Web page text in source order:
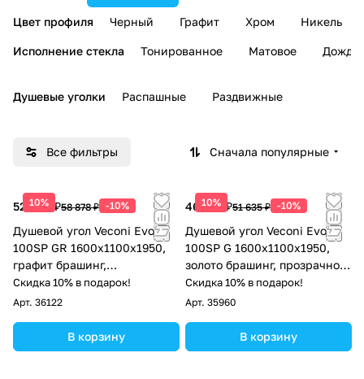
Цвет профиля Черный Графит Хром Никель
Исполнение стекла Тонированное Матовое Дождь
Душевые уголки Распашные Раздвижные
Все фильтры Сначала популярные
10%
52 990 ₽58 878 ₽ -10%
Душевой угол Veconi Evo
100SP GR 1600х1100x1950,
графит брашинг,
тонированное стекло
Скидка 10% в подарок!
Арт. 36122
В корзину
10%
46 472 ₽51 635 ₽ -10%
Душевой угол Veconi Evo
100SP G 1600х1100x1950,
золото брашинг, прозрачное
стекло
Скидка 10% в подарок!
Арт. 35960
В корзину